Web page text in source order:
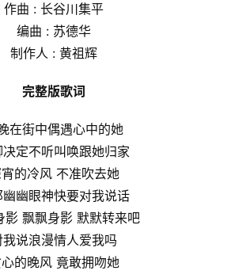
作曲 : 长谷川集平
编曲 : 苏德华
制作人 : 黄祖辉
完整版歌词
在街中偶遇心中的她
决定不听叫唤跟她归家
的冷风 不准吹去她
幽幽眼神快要对我说话
影 飘飘身影 默默转来吧
我说浪漫情人爱我吗
的晚风 竟敢拥吻她